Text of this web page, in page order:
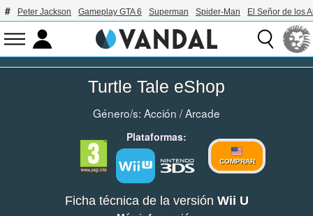
Peter Jackson Gameplay GTA 6 Superman Spider-Man El Señor de los
Turtle Tale eShop
Género/s: Acción /Arcade
Plataformas:
COMPRAR
Ficha técnica de la versión Wii U